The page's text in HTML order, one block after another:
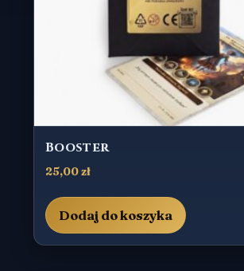
Booster
25,00zł
Dodaj do koszyka